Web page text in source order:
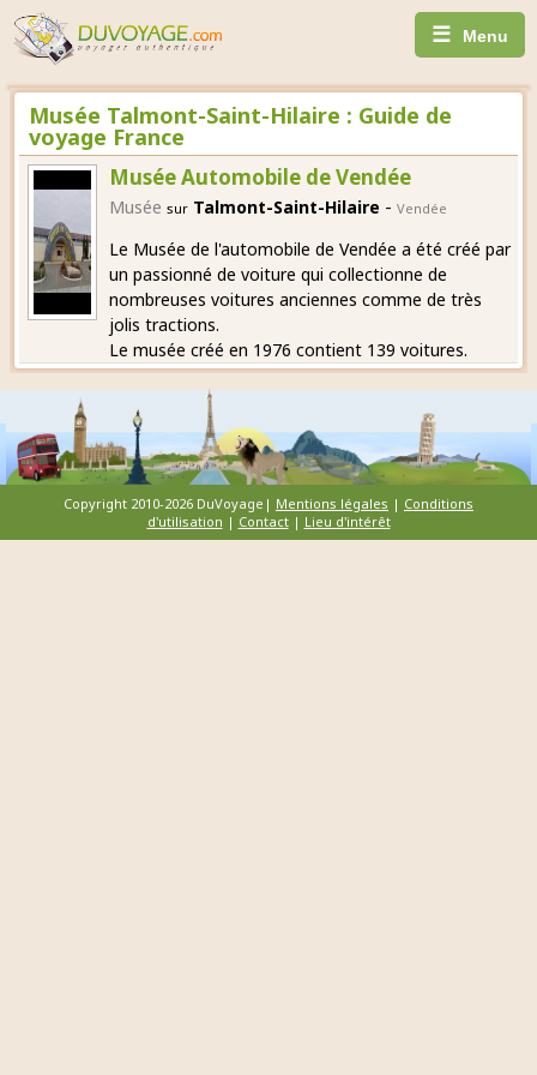
☰ Menu
Musée Talmont-Saint-Hilaire : Guide de
voyage France
Musée Automobile de Vendée
Musée sur Talmont-Saint-Hilaire -Vendée
Le Musée de l'automobile de Vendée a été créé par
un passionné de voiture qui collectionne de
nombreuses voitures anciennes comme de très
jolis tractions.
Le musée créé en 1976 contient 139 voitures.
Copyright 2010-2026 DuVoyage| Mentions légales | Conditions
d'utilisation | Contact| Lieu d'intérêt